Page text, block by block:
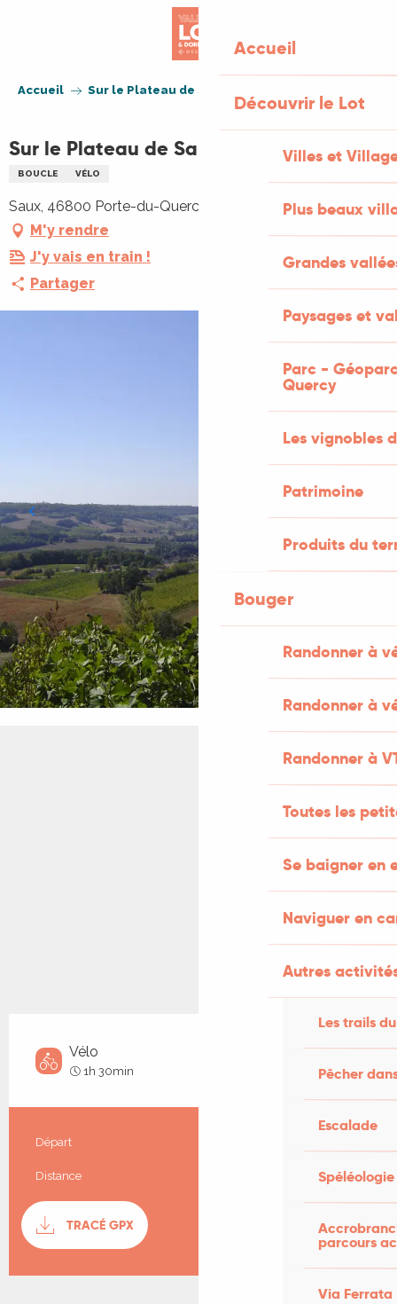
Accueil
Découvrir le Lot
Villes et
Plus beaux
Grandes
Paysages et
Parc -
Quercy
Les vignobles
Patrimoine
Produits du
Bouger
Randonner à
Randonner à
Randonner à
Toutes les
Se baigner en
Naviguer en
Autres
Les trails
Pêcher
Escalade
Spéléologie
parcours
Via Ferrata
Accueil Sur le Plateau de Saux
Sur le Plateau de Saux
BOUCLE VÉLO
Saux, 46800 Porte-du-Quercy
M'y rendre
J'y vais en train !
Partager
Vélo
1h 30min Facile
Informations pratiques
Départ
Distance 14.1 km
Documentation
TRACÉ GPX